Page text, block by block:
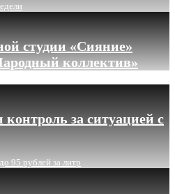
студии «Сияние»
коллектив»
за ситуацией с
95 рублей за литр